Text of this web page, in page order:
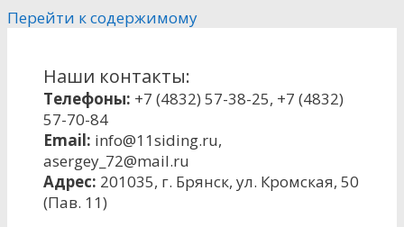
Перейти к содержимому
Наши контакты:
Телефоны: +7 (4832) 57-38-25, +7 (4832)
57-70-84
Email: info@11siding.ru,
asergey_72@mail.ru
Адрес: 201035, г. Брянск, ул. Кромская, 50
(Пав. 11)